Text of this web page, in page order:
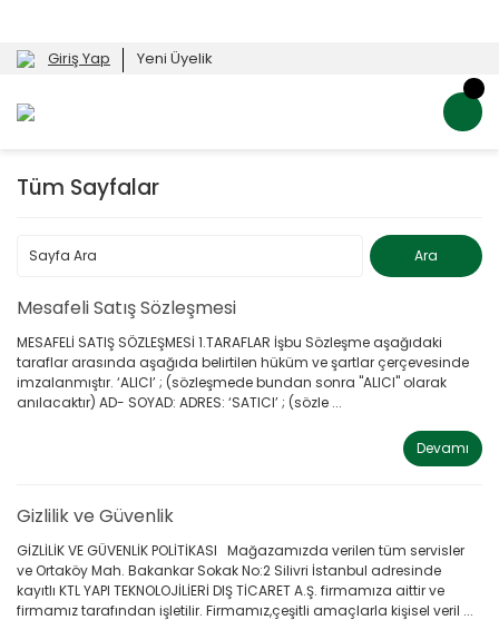
Giriş Yap Yeni Üyelik
Tüm Sayfalar
Mesafeli Satış Sözleşmesi
MESAFELİ SATIŞ SÖZLEŞMESİ 1.TARAFLAR İşbu Sözleşme aşağıdaki
taraflar arasında aşağıda belirtilen hüküm ve şartlar çerçevesinde
imzalanmıştır. ‘ALICI’ ; (sözleşmede bundan sonra "ALICI" olarak
anılacaktır) AD- SOYAD: ADRES: ‘SATICI’ ; (sözle ...
Devamı
Gizlilik ve Güvenlik
GİZLİLİK VE GÜVENLİK POLİTİKASI Mağazamızda verilen tüm servisler
ve Ortaköy Mah. Bakankar Sokak No:2 Silivri İstanbul adresinde
kayıtlı KTL YAPI TEKNOLOJİLİERİ DIŞ TİCARET A.Ş. firmamıza aittir ve
firmamız tarafından işletilir. Firmamız,çeşitli amaçlarla kişisel veril ...